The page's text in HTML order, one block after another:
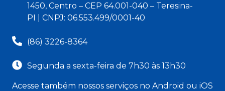
1450, Centro – CEP 64.001-040 – Teresina-
PI | CNPJ: 06.553.499/0001-40
(86) 3226-8364
Segunda a sexta-feira de 7h30 às 13h30
Acesse também nossos serviços no Android ou iOS